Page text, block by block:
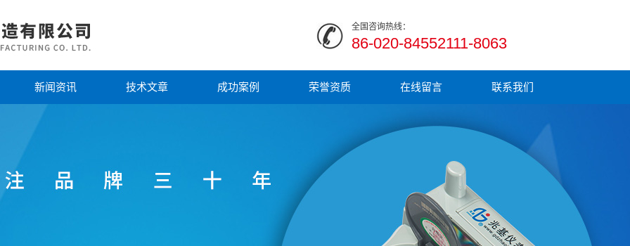
全国咨询热线：
86-020-84552111-8063
新闻资讯 技术文章 成功案例 荣誉资质 在线留言 联系我们